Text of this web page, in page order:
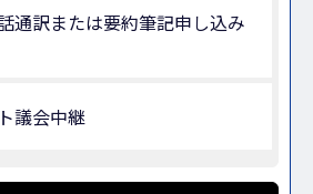
通訳または要約筆記申し込み
議会中継